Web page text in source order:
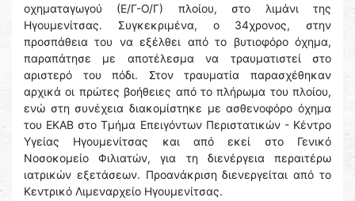
οχηματαγωγού (Ε/Γ-Ο/Γ) πλοίου, στο λιμάνι της
Ηγουμενίτσας. Συγκεκριμένα, ο 34χρονος, στην
προσπάθεια του να εξέλθει από το βυτιοφόρο όχημα,
παραπάτησε με αποτέλεσμα να τραυματιστεί στο
αριστερό του πόδι. Στον τραυματία παρασχέθηκαν
αρχικά οι πρώτες βοήθειες από το πλήρωμα του πλοίου,
ενώ στη συνέχεια διακομίστηκε με ασθενοφόρο όχημα
του ΕΚΑΒ στο Τμήμα Επειγόντων Περιστατικών - Κέντρο
Υγείας Ηγουμενίτσας και από εκεί στο Γενικό
Νοσοκομείο Φιλιατών, για τη διενέργεια περαιτέρω
ιατρικών εξετάσεων. Προανάκριση διενεργείται από το
Κεντρικό Λιμεναρχείο Ηγουμενίτσας.